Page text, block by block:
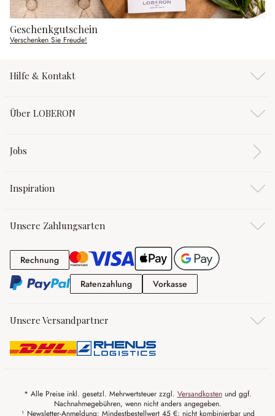
Geschenkgutschein
Verschenken Sie Freude!
Hilfe & Kontakt
Über LOBERON
Jobs
Inspiration
Unsere Zahlungsarten
RechnungRechnung
RatenzahlungRatenzahlung
Vorkasse
Unsere Versandpartner
* Alle Preise inkl. gesetzl. Mehrwertsteuer zzgl. Versandkostenund ggf.
Nachnahmegebühren, wenn nicht anders angegeben.
¹ Newsletter-Anmeldung: Mindestbestellwert 45 €; nicht kombinierbar und